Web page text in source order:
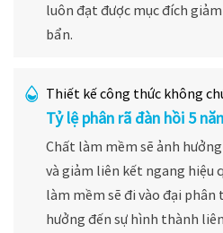
luôn đạt được mục đích
bẩn.
Thiết kế công thức không
Tỷ lệ phân rã đàn hồi 5
Chất làm mềm sẽ ảnh
và giảm liên kết ngang hiệu
làm mềm sẽ đi vào đại phân
hưởng đến sự hình thành